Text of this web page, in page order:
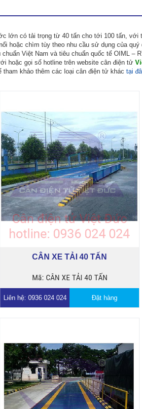
lớn có tải trọng từ 40 tấn cho tới 100 tấn,
hoặc chìm tùy theo nhu cầu sử dụng của
Việt Nam và tiêu chuẩn quốc tế OIML –
hoặc gọi số hotline trên website cân điện tử
khảo thêm các loại cân điện tử khác tại
CÂN XE TẢI 40 TẤN
Mã: CÂN XE TẢI 40 TẤN
Liên hệ: 0936 024 024 Đặt hàng